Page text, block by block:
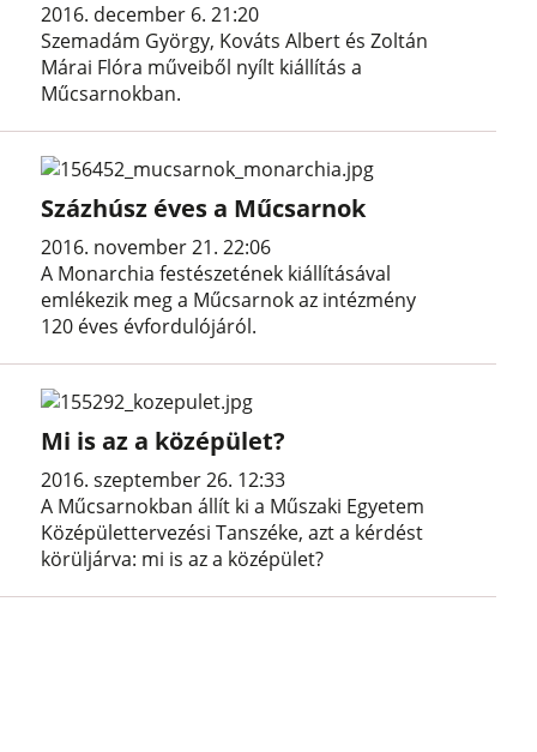
2016. december 6. 21:20
Szemadám György, Kováts Albert és Zoltán
Márai Flóra műveiből nyílt kiállítás a
Műcsarnokban.
Százhúsz éves a Műcsarnok
2016. november 21. 22:06
A Monarchia festészetének kiállításával
emlékezik meg a Műcsarnok az intézmény
120 éves évfordulójáról.
Mi is az a középület?
2016. szeptember 26. 12:33
A Műcsarnokban állít ki a Műszaki Egyetem
Középülettervezési Tanszéke, azt a kérdést
körüljárva: mi is az a középület?